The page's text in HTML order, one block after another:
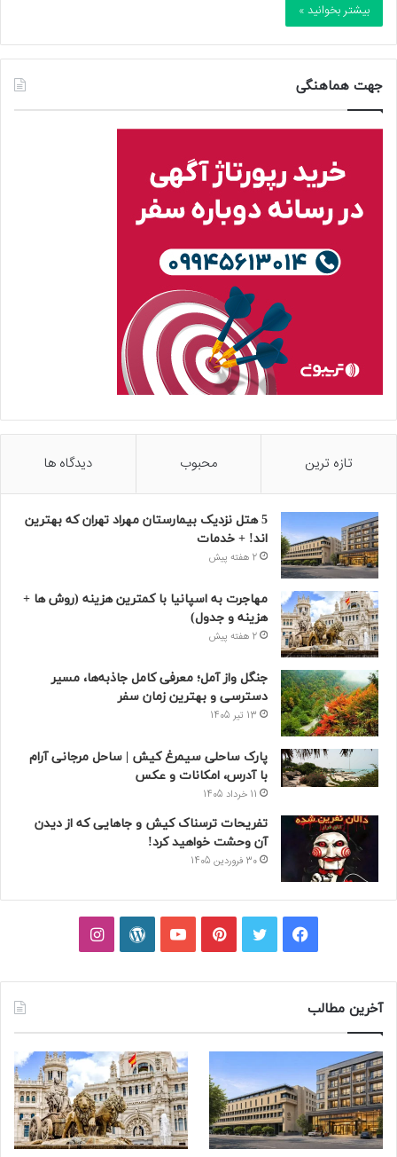
بیشتر بخوانید »
جهت هماهنگی
تازه ترین محبوب دیدگاه ها
5 هتل نزدیک بیمارستان مهراد تهران که بهترین‌
اند! + خدمات
2 هفته پیش
مهاجرت به اسپانیا با کمترین هزینه (روش ها +
هزینه و جدول)
2 هفته پیش
جنگل واز آمل؛ معرفی کامل جاذبه‌ها، مسیر
دسترسی و بهترین زمان سفر
13 تیر 1405
پارک ساحلی سیمرغ کیش | ساحل مرجانی آرام
با آدرس، امکانات و عکس
11 خرداد 1405
تفریحات ترسناک کیش و جاهایی که از دیدن
آن وحشت خواهید کرد!
30 فروردین 1405
فیسبوکتوییترپینتریستیوتیوبوردپرساینستاگرام
آخرین مطالب